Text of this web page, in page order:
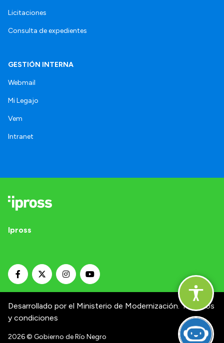
Licitaciones
Consulta de expedientes
GESTIÓN INTERNA
Webmail
Mi Legajo
Vem
Intranet
Ipross
Desarrollado por el Ministerio de Modernización. Términos
y condiciones
2026© Gobierno de Río Negro